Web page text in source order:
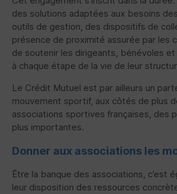
des solutions adaptées aux besoins
outils de gestion, des dispositifs de
présence de proximité assurée par les
de soutenir les dirigeants, bénévoles
à chaque étape de la vie de leur
Le Crédit Mutuel est par ailleurs un
mouvement sportif, aux côtés de plus
associations sportives françaises, des
plus importantes.
Donner aux associations les
Être la banque des associations, c’est
leur disposition des ressources